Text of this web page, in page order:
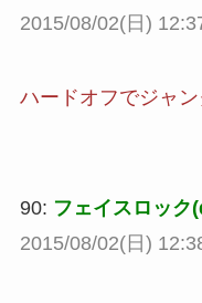
2015/08/02(日)
ハードオフでジャン
90: フェイスロッ
2015/08/02(日)